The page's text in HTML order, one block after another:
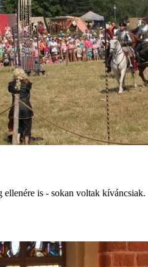
ellenére is - sokan voltak kíváncsiak.